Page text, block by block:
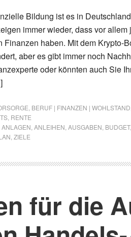
Bildung ist es in
immer wieder, dass vor
Finanzen haben. Mit dem Krypto-
aber es gibt immer noch
oder könnten auch Sie
BERUF | FINANZEN | WOHLSTAND
RENTE
ANLAGEN ANLEIHEN AUSGABEN BUDGET,
ZIELE
für die